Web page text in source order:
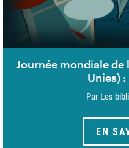
Journée mondiale
Unies)
Par Les
EN